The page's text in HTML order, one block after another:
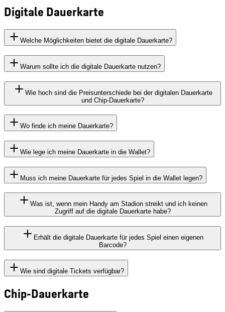
Digitale Dauerkarte
Welche Möglichkeiten bietet die digitale Dauerkarte?
Warum sollte ich die digitale Dauerkarte nutzen?
Wie hoch sind die Preisunterschiede bei der digitalen Dauerkarte
und Chip-Dauerkarte?
Wo finde ich meine Dauerkarte?
Wie lege ich meine Dauerkarte in die Wallet?
Muss ich meine Dauerkarte für jedes Spiel in die Wallet legen?
Was ist, wenn mein Handy am Stadion streikt und ich keinen
Zugriff auf die digitale Dauerkarte habe?
Erhält die digitale Dauerkarte für jedes Spiel einen eigenen
Barcode?
Wie sind digitale Tickets verfügbar?
Chip-Dauerkarte